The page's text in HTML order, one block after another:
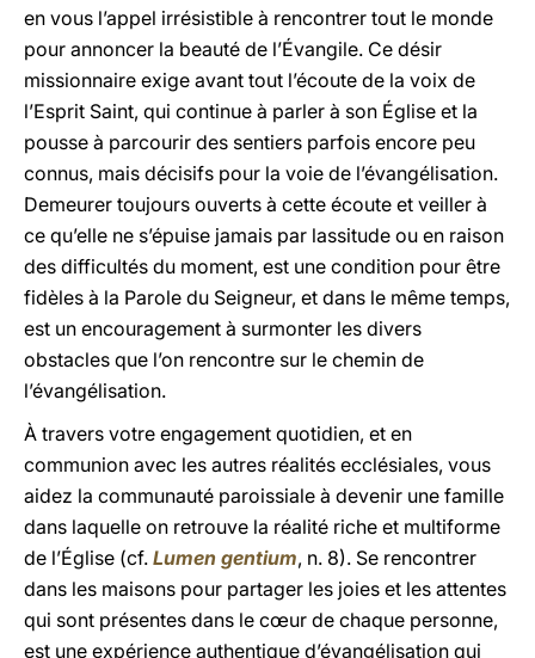
en vous l’appel irrésistible à rencontrer tout le monde
pour annoncer la beauté de l’Évangile. Ce désir
missionnaire exige avant tout l’écoute de la voix de
l’Esprit Saint, qui continue à parler à son Église et la
pousse à parcourir des sentiers parfois encore peu
connus, mais décisifs pour la voie de l’évangélisation.
Demeurer toujours ouverts à cette écoute et veiller à
ce qu’elle ne s’épuise jamais par lassitude ou en raison
des difficultés du moment, est une condition pour être
fidèles à la Parole du Seigneur, et dans le même temps,
est un encouragement à surmonter les divers
obstacles que l’on rencontre sur le chemin de
l’évangélisation.
À travers votre engagement quotidien, et en
communion avec les autres réalités ecclésiales, vous
aidez la communauté paroissiale à devenir une famille
dans laquelle on retrouve la réalité riche et multiforme
de l’Église (cf. Lumen gentium, n. 8). Se rencontrer
dans les maisons pour partager les joies et les attentes
qui sont présentes dans le cœur de chaque personne,
est une expérience authentique d’évangélisation qui